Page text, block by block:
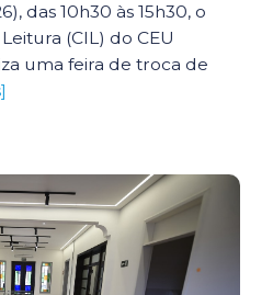
das 10h30 às 15h30, o
(CIL) do CEU
uma feira de troca de